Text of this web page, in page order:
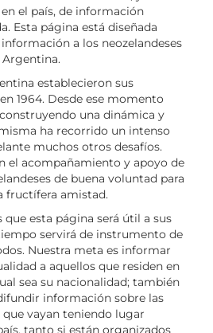
el país, de información
Esta página está diseñada
a los neozelandeses
Argentina.
establecieron sus
1964. Desde ese momento
una dinámica y
ha recorrido un intenso
muchos otros desafíos.
el acompañamiento y apoyo de
de buena voluntad para
fructífera amistad.
esta página será útil a sus
servirá de instrumento de
Nuestra meta es informar
a aquellos que residen en
sea su nacionalidad; también
información sobre las
vayan teniendo lugar
tanto si están organizados